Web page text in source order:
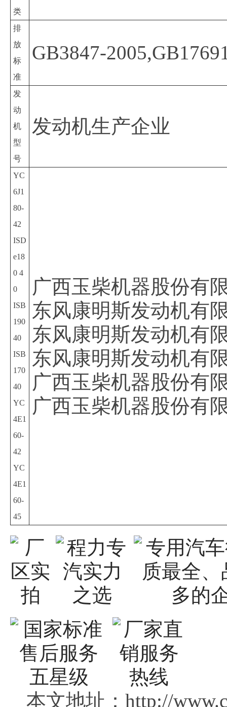
类
排
放
标
准
GB3847-
发
动
机
型
号
发动机生产企业
YC
6J1
80-
42
ISD
e18
0 4
0
ISB
190
40
ISB
170
40
YC
4E1
60-
42
YC
4E1
60-
45
广西玉柴机器股份有
东风康明斯发动机有
东风康明斯发动机有
东风康明斯发动机有
广西玉柴机器股份有
广西玉柴机器股份有
本文地址：http://